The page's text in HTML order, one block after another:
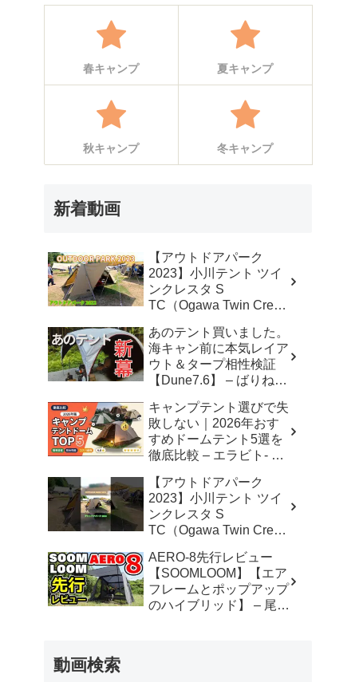
春キャンプ 夏キャンプ
秋キャンプ 冬キャンプ
新着動画
【アウトドアパーク
2023】小川テント ツイ
ンクレスタ S
TC（Ogawa Twin Cresta
介 – akoakoa
あのテント買いました。
海キャン前に本気レイア
ウト＆タープ相性検証
【Dune7.6】 – ばりねこ
キャンプテント選びで失
敗しない｜2026年おす
すめドームテント5選を
徹底比較 – エラビト- 失
【アウトドアパーク
2023】小川テント ツイ
ンクレスタ S
TC（Ogawa Twin Cresta
介 #Short #ショート –
akoakoa
AERO-8先行レビュー
【SOOMLOOM】【エア
フレームとポップアップ
のハイブリッド】 – 尾上
動画検索